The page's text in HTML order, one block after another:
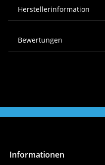
Herstellerinformation
Bewertungen
Informationen